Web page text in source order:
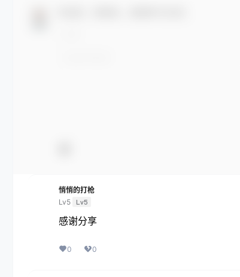
悄悄的打枪
Lv5 Lv5
感谢分享
0 0